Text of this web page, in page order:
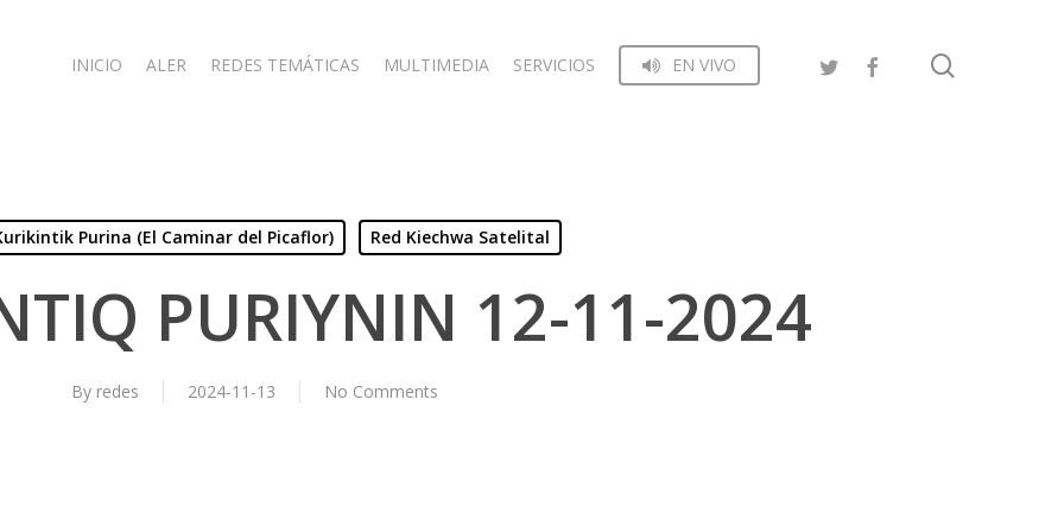
INICIO ALER REDES TEMÁTICAS MULTIMEDIA SERVICIOS EN VIVO
Purina (El Caminar del Picaflor) Red Kiechwa Satelital
PURIYNIN 12-11-2024
By redes 2024-11-13 No Comments